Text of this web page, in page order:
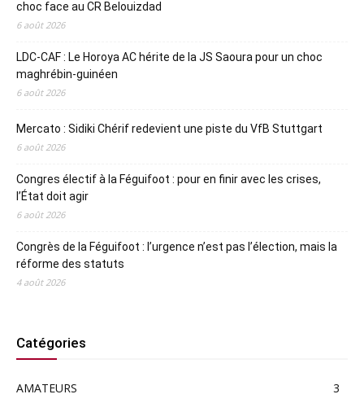
choc face au CR Belouizdad
6 août 2026
LDC-CAF : Le Horoya AC hérite de la JS Saoura pour un choc
maghrébin-guinéen
6 août 2026
Mercato : Sidiki Chérif redevient une piste du VfB Stuttgart
6 août 2026
Congres électif à la Féguifoot : pour en finir avec les crises,
l’État doit agir
6 août 2026
Congrès de la Féguifoot : l’urgence n’est pas l’élection, mais la
réforme des statuts
4 août 2026
Catégories
AMATEURS
3